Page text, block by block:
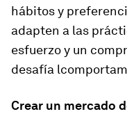
hábitos y
adapten a las
esfuerzo y un
desafía
Crear un mercado